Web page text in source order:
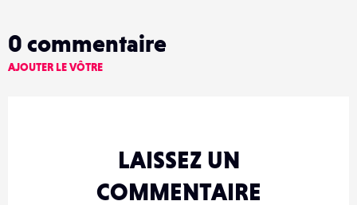
0 commentaire
AJOUTER LE VÔTRE
LAISSEZ UN
COMMENTAIRE